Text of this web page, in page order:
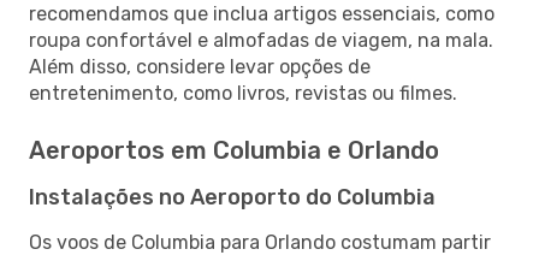
recomendamos que inclua artigos essenciais, como
roupa confortável e almofadas de viagem, na mala.
Além disso, considere levar opções de
entretenimento, como livros, revistas ou filmes.
Aeroportos em Columbia e Orlando
Instalações no Aeroporto do Columbia
Os voos de Columbia para Orlando costumam partir